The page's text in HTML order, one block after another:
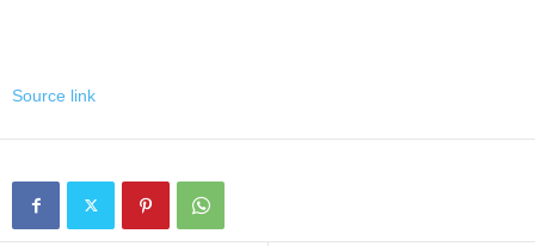
Source link